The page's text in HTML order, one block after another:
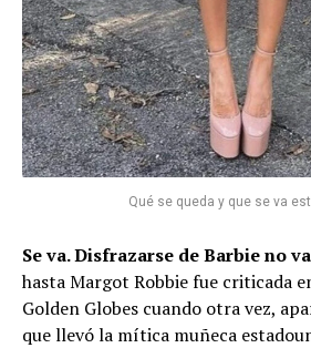
Qué se queda y que se va
Se va. Disfrazarse de Barbie no
hasta Margot Robbie fue criticada
Golden Globes cuando otra vez,
que llevó la mítica muñeca